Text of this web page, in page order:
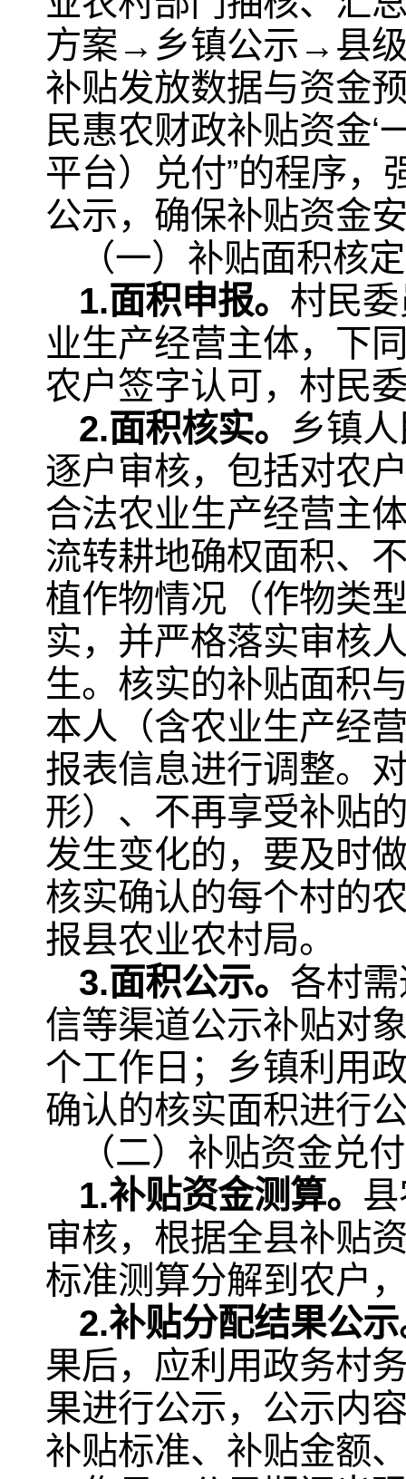
方案→乡镇公示→县
补贴发放数据与资金
民惠农财政补贴资金‘
平台）兑付”的程序
公示，确保补贴资金
（一）补贴面积核定
1.面积申报。 村民
业生产经营主体，下
农户签字认可，村民
2.面积核实。
乡镇
逐户审核，包括对农
合法农业生产经营主
流转耕地确权面积、
植作物情况（作物类
实，并严格落实审核
生。核实的补贴面积
本人（含农业生产经
报表信息进行调整。
形）、不再享受补贴
发生变化的，要及时
核实确认的每个村的
报县农业农村局。
3.面积公示。 各村
信等渠道公示补贴对
个工作日；乡镇利用
确认的核实面积进行
（二）补贴资金兑付
1.补贴资金测算。
审核，根据全县补贴
标准测算分解到农户
2.补贴分配结果公
果后，应利用政务村
果进行公示，公示内
补贴标准、补贴金额